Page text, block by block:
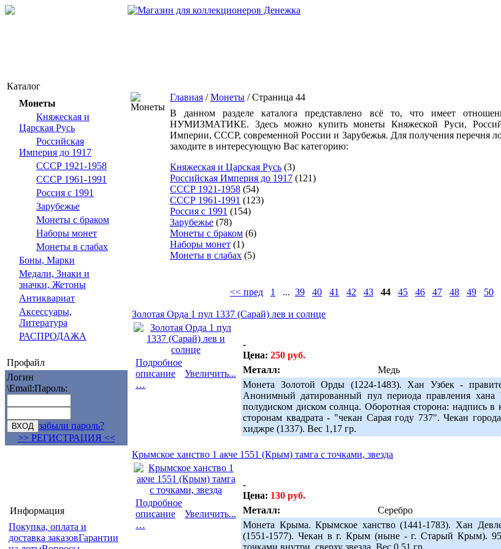
Каталог
Монеты
Княжеская и
Царская Русь
Российская
Империя до 1917
СССР 1921-1958
СССР 1961-1991
Россия с 1991
Зарубежье
Монеты с браком
Наборы монет
Монеты в слабах
Боны, Марки
Медали, Знаки и
значки, Жетоны
Антиквариат
Аксессуары,
Литература
РАСПРОДАЖА
Профайл
Логин
\Email:Пароль:
забыли пароль?
>> РЕГИСТРАЦИЯ <<
Информация
Покупка, оплата и
доставка заказовГарантии
Главная /Монеты / Страница 44
В данном разделе каталога представлено всё то, что имеет
НУМИЗМАТИКЕ. Здесь можно купить монеты Княжеской Руси,
Империи, СССР, современной России и Зарубежья. Для получения перечня
заходите в интересующую Вас категорию:
Княжеская и Царская Русь (3)
Российская Империя до 1917 (121)
СССР 1921-1958 (54)
СССР 1961-1991 (123)
Россия с 1991 (154)
Зарубежье (78)
Монеты с браком (6)
Наборы монет (1)
Монеты в слабах (5)
<< пред 1 ... 39 40 41 42 43 44 45 46 47 48 49 50
Золотая Орда 1 пул 1337 (Сарай) лев и солнце
Подробное
описание
…
Увеличить...
-
Цена: 250 руб.
Металл:
Медь
Монета Золотой Орды (1224-1483). Хан Узбек -
Анонимный датированный пул периода правления хана
полудиском диском солнца. Оборотная сторона: надпись
сторонам квадрата - "чекан Сарая году 737". Чекан
хиджре (1337). Вес 1,17 гр.
Крымское ханство 1 акче 1551 (Крым) тамга с точками, звезда
Подробное
описание
…
Увеличить...
-
Цена: 130 руб.
Металл:
Серебро
Монета Крыма. Крымское ханство (1441-1783). Хан
(1551-1577). Чекан в г. Крым (ныне - г. Старый Крым).
точками внутри, сверху звезда. Вес 0,51 гр.